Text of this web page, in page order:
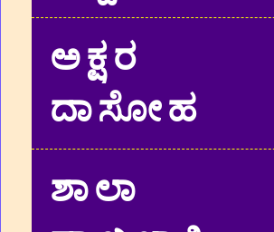
ಅಕ್ಷರ
ದಾಸೋಹ
ಶಾಲಾ